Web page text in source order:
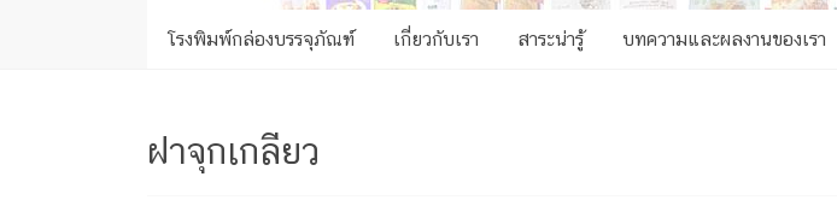
รับ
กล่อง
โรงพิมพ์กล่องบรรจุภัณฑ์ เกี่ยวกับเรา สาระน่ารู้ บทความและผลงานของเรา
ฝาจุกเกลียว